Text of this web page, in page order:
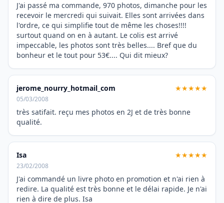
J'ai passé ma commande, 970 photos, dimanche pour les
recevoir le mercredi qui suivait. Elles sont arrivées dans
l'ordre, ce qui simplifie tout de même les choses!!!!
surtout quand on en à autant. Le colis est arrivé
impeccable, les photos sont très belles.... Bref que du
bonheur et le tout pour 53€.... Qui dit mieux?
jerome_nourry_hotmail_com ★★★★★
05/03/2008
très satifait. reçu mes photos en 2J et de très bonne
qualité.
Isa ★★★★★
23/02/2008
J'ai commandé un livre photo en promotion et n'ai rien à
redire. La qualité est très bonne et le délai rapide. Je n'ai
rien à dire de plus. Isa